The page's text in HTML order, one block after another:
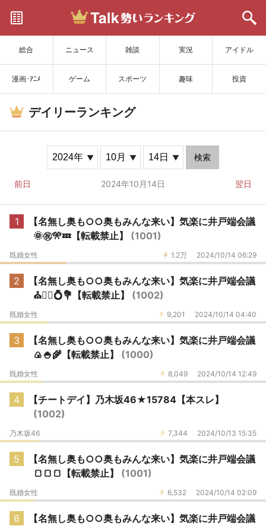
総合 ニュース 雑談 実況 アイドル
漫画･ｱﾆﾒ ゲーム スポーツ 趣味 投資
サイトを更新
デイリーランキング
検索
前日 2024年10月14日 翌日
1
【名無し奥も○○奥もみんな来い】気楽に井戸端会議
🌞㊗️🎌💤【転載禁止】 (1001)
1.2万 2024/10/14 06:29
既婚女性
2
【名無し奥も○○奥もみんな来い】気楽に井戸端会議
⛪️👰‍♀️💍💐【転載禁止】 (1002)
9,201 2024/10/14 04:40
既婚女性
3
【名無し奥も○○奥もみんな来い】気楽に井戸端会議
🍙🍚🌾【転載禁止】 (1000)
8,049 2024/10/14 12:49
既婚女性
4
【チートデイ】乃木坂46★15784【本スレ】
(1002)
7,344 2024/10/13 15:35
乃木坂46
5
【名無し奥も○○奥もみんな来い】気楽に井戸端会議
🍞🍞🍞【転載禁止】 (1001)
6,532 2024/10/14 02:09
既婚女性
6
【名無し奥も○○奥もみんな来い】気楽に井戸端会議